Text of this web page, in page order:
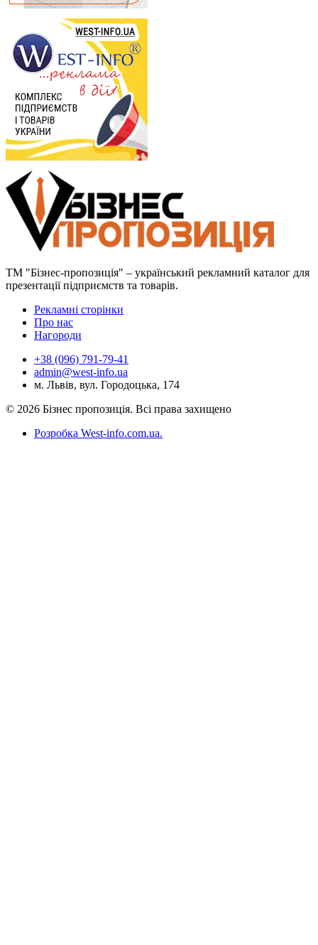
ТМ "Бізнес-пропозиція" – український рекламний каталог для
презентації підприємств та товарів.
Рекламні сторінки
Про нас
Нагороди
+38 (096) 791-79-41
admin@west-info.ua
м. Львів, вул. Городоцька, 174
© 2026 Бізнес пропозиція. Всі права захищено
Розробка West-info.com.ua.